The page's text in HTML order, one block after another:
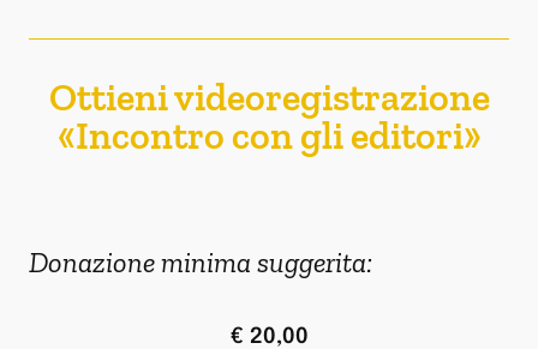
Ottieni videoregistrazione
«Incontro con gli editori»
Donazione minima suggerita:
€ 20,00